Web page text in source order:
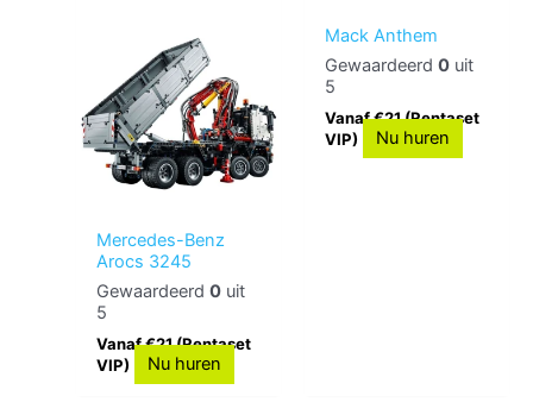
Mercedes-Benz
Arocs 3245
Gewaardeerd0 uit
5
Vanaf €21 (Rentaset
VIP)
Nu huren
Mack Anthem
Gewaardeerd0 uit
5
Vanaf €21 (Rentaset
VIP)
Nu huren